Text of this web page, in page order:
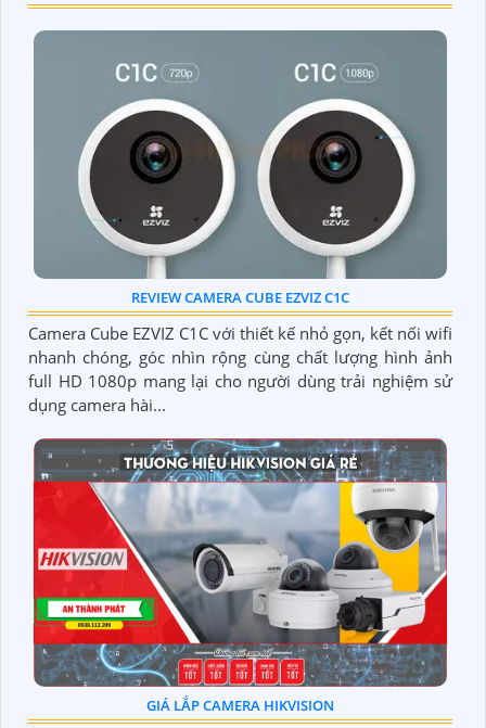
REVIEW CAMERA CUBE EZVIZ C1C
Camera Cube EZVIZ C1C với thiết kế nhỏ gọn, kết nối wifi
nhanh chóng, góc nhìn rộng cùng chất lượng hình ảnh
full HD 1080p mang lại cho người dùng trải nghiệm sử
dụng camera hài...
GIÁ LẮP CAMERA HIKVISION